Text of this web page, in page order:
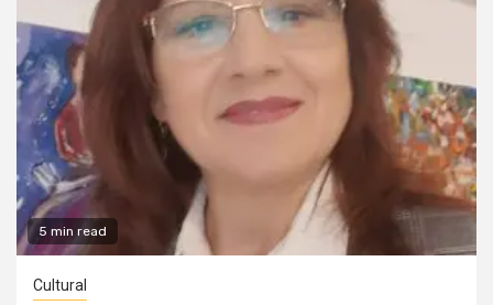
5 min read
Cultural